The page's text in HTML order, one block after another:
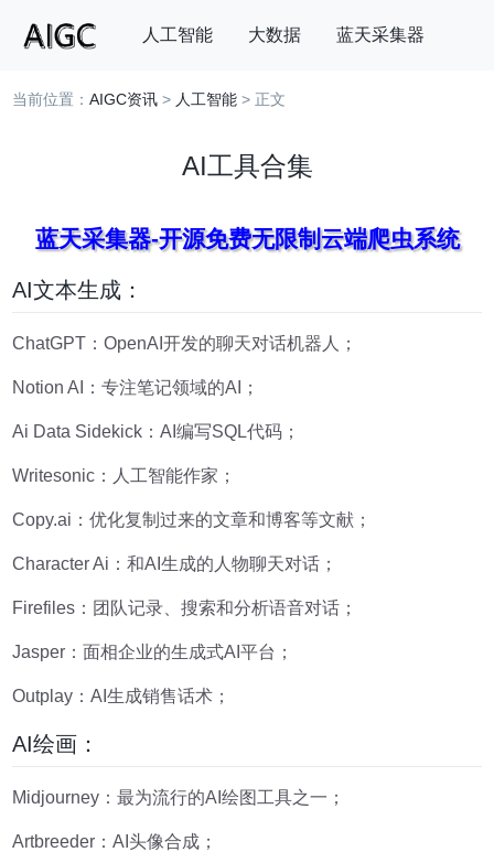
人工智能 大数据 蓝天采集器
搜索
当前位置：AIGC资讯 > 人工智能 > 正文
AI工具合集
蓝天采集器-开源免费无限制云端爬虫系统
AI文本生成：
ChatGPT：OpenAI开发的聊天对话机器人；
Notion AI：专注笔记领域的AI；
Ai Data Sidekick：AI编写SQL代码；
Writesonic：人工智能作家；
Copy.ai：优化复制过来的文章和博客等文献；
Character Ai：和AI生成的人物聊天对话；
Firefiles：团队记录、搜索和分析语音对话；
Jasper：面相企业的生成式AI平台；
Outplay：AI生成销售话术；
AI绘画：
Midjourney：最为流行的AI绘图工具之一；
Artbreeder：AI头像合成；